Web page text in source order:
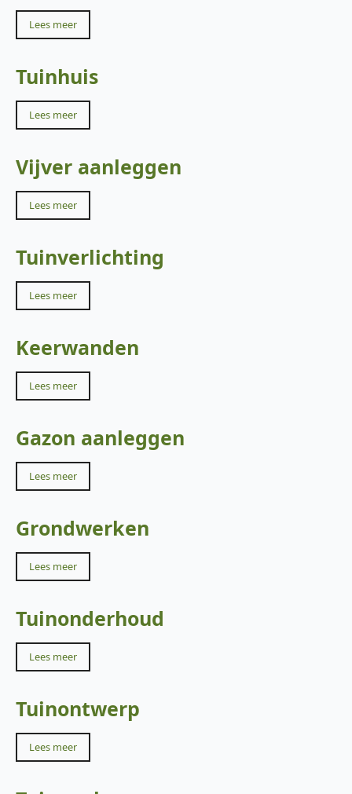
Lees meer
Tuinhuis
Lees meer
Vijver aanleggen
Lees meer
Tuinverlichting
Lees meer
Keerwanden
Lees meer
Gazon aanleggen
Lees meer
Grondwerken
Lees meer
Tuinonderhoud
Lees meer
Tuinontwerp
Lees meer